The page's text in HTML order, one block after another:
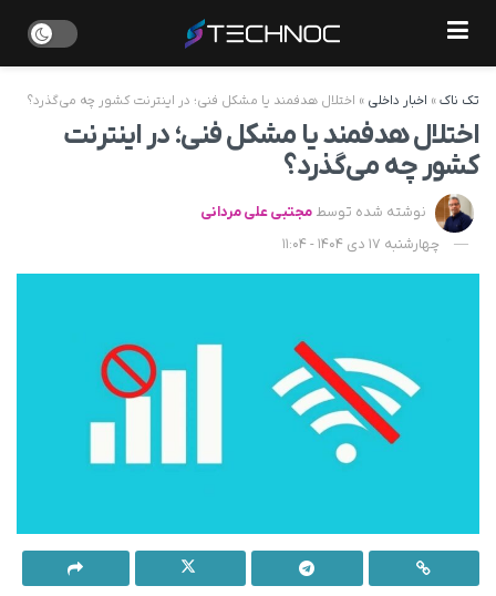
تک ناک» اخبار داخلی » اختلال هدفمند یا مشکل فنی؛ در اینترنت کشور چه می‌گذرد؟
اختلال هدفمند یا مشکل فنی؛ در اینترنت
کشور چه می‌گذرد؟
نوشته شده توسط مجتبی علی مردانی
چهارشنبه 17 دی 1404 - 11:04